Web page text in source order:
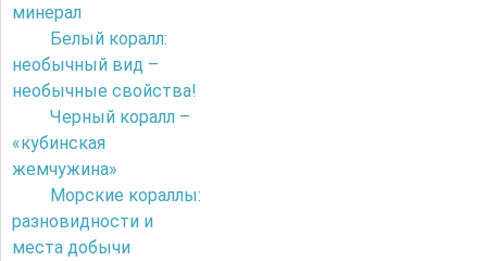
минерал
Белый коралл:
необычный вид –
необычные свойства!
Черный коралл –
«кубинская
жемчужина»
Морские кораллы:
разновидности и
места добычи